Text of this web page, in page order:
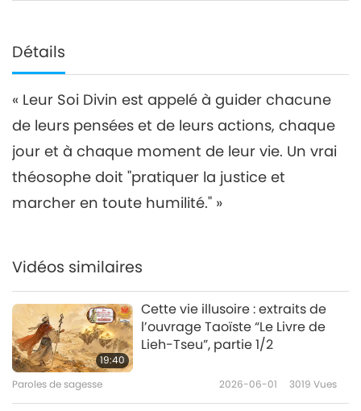
Détails
« Leur Soi Divin est appelé à guider chacune
de leurs pensées et de leurs actions, chaque
jour et à chaque moment de leur vie. Un vrai
théosophe doit "pratiquer la justice et
marcher en toute humilité." »
Vidéos similaires
19:40
Cette vie illusoire : extraits de
l’ouvrage Taoïste “Le Livre de
Lieh-Tseu”, partie 1/2
Paroles de sagesse 2026-06-01 3019 Vues